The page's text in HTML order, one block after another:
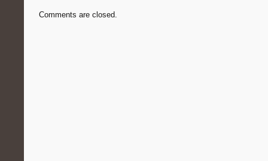
Comments are closed.